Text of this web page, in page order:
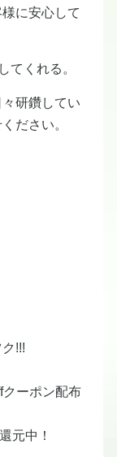
に安心して
てくれる。
研鑽してい
ださい。
!!!
クーポン配布
元中！